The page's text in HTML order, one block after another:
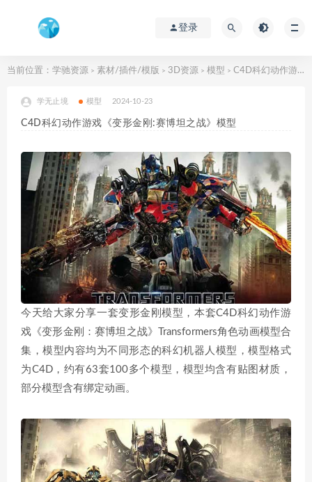
登录
当前位置： 学驰资源 > 素材/插件/模版 > 3D资源 > 模型 > C4D科幻动作游戏《变形金刚:赛博坦之战》模型
学无止境 模型 2024-10-23
C4D科幻动作游戏《变形金刚:赛博坦之战》模型
今天给大家分享一套变形金刚模型，本套C4D科幻动作游
戏《变形金刚：赛博坦之战》Transformers角色动画模型合
集，模型内容均为不同形态的科幻机器人模型，模型格式
为C4D，约有63套100多个模型，模型均含有贴图材质，
部分模型含有绑定动画。